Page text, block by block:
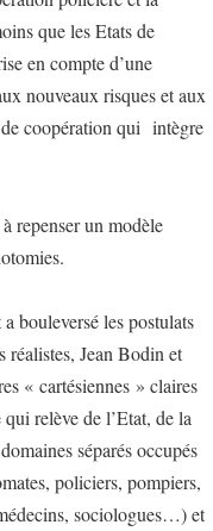
que les Etats de
en compte d’une
nouveaux risques et aux
de coopération qui intègre
repenser un modèle
bouleversé les postulats
réalistes, Jean Bodin et
« cartésiennes » claires
relève de l’Etat, de la
séparés occupés
policiers, pompiers,
sociologues…) et